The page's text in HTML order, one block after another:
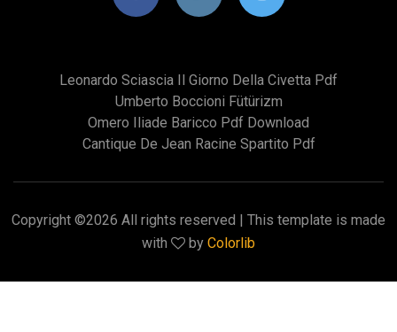
Leonardo Sciascia Il Giorno Della Civetta Pdf
Umberto Boccioni Fütürizm
Omero Iliade Baricco Pdf Download
Cantique De Jean Racine Spartito Pdf
Copyright ©2026 All rights reserved | This template is made
with
by Colorlib